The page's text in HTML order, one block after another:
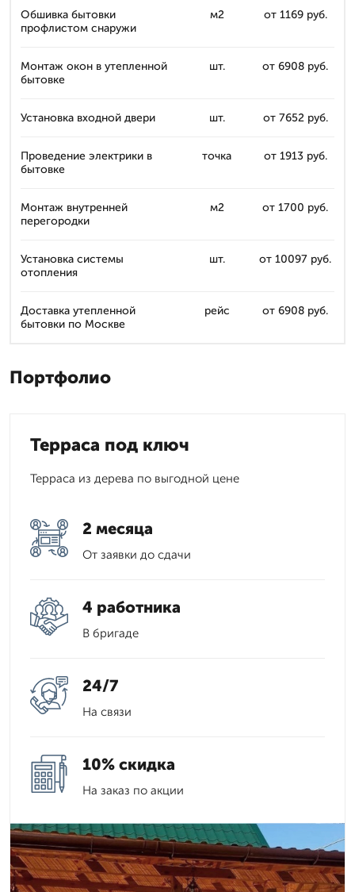
Обшивка бытовки
профлистом снаружи
м2 от 1169 руб.
Монтаж окон в утепленной
бытовке
шт. от 6908 руб.
Установка входной двери шт. от 7652 руб.
Проведение электрики в
бытовке
точка от 1913 руб.
Монтаж внутренней
перегородки
м2 от 1700 руб.
Установка системы
отопления
шт. от 10097 руб.
Доставка утепленной
бытовки по Москве
рейс от 6908 руб.
Портфолио
Терраса под ключ
Терраса из дерева по выгодной цене
2 месяца
От заявки до сдачи
4 работника
В бригаде
24/7
На связи
10% скидка
На заказ по акции